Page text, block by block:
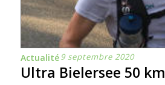
Actualité9 septembre 2020
Ultra Bielersee 50 km